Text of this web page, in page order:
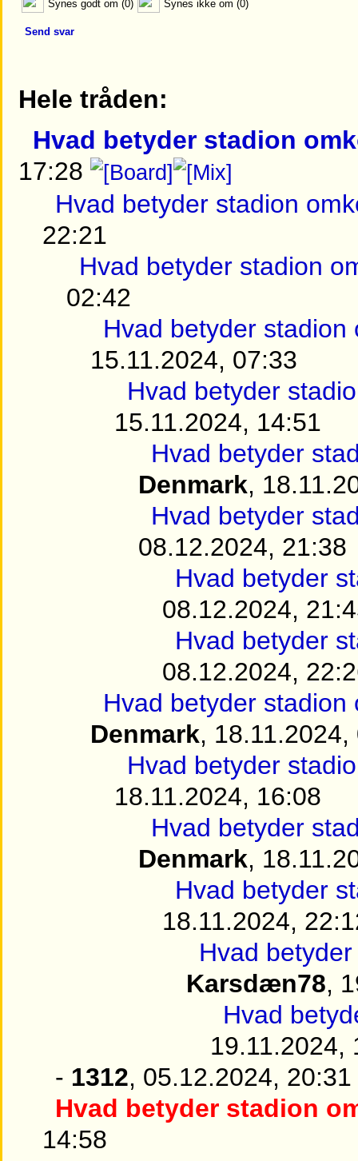
Synes godt om (0) Synes ikke om (0)
Send svar
Hele tråden:
Hvad betyder stadion
17:28
Hvad betyder stadion
22:21
Hvad betyder stadion
02:42
Hvad betyder stadion
15.11.2024, 07:33
Hvad betyder
15.11.2024, 14:51
Hvad betyder
Denmark,
Hvad betyder
08.12.2024, 21:38
Hvad betyder
08.12.2024,
Hvad betyder
08.12.2024,
Hvad betyder stadion
Denmark, 18.11.2024,
Hvad betyder
18.11.2024, 16:08
Hvad betyder
Denmark,
Hvad betyder
18.11.2024,
Hvad
Karsdæn78,
Hvad
19.11.2024,
- 1312, 05.12.2024, 20:31
Hvad betyder stadion
14:58